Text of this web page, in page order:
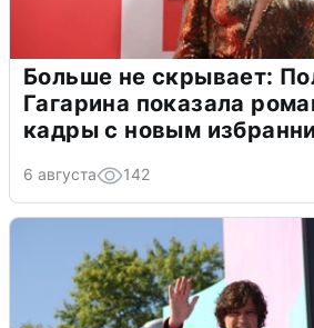
Больше не скрывает:
Гагарина показала
кадры с новым
6 августа 142